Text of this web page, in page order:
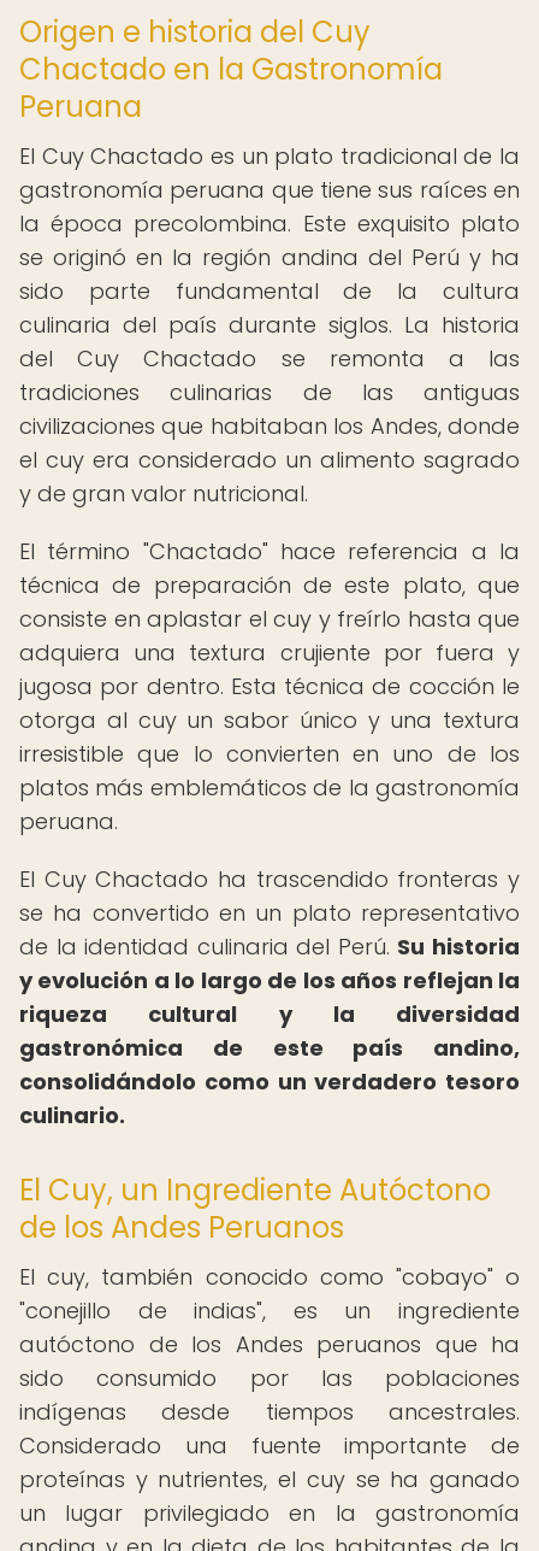
Origen e historia del Cuy
Chactado en la Gastronomía
Peruana
El Cuy Chactado es un plato tradicional de la
gastronomía peruana que tiene sus raíces en
la época precolombina. Este exquisito plato
se originó en la región andina del Perú y ha
sido parte fundamental de la cultura
culinaria del país durante siglos. La historia
del Cuy Chactado se remonta a las
tradiciones culinarias de las antiguas
civilizaciones que habitaban los Andes, donde
el cuy era considerado un alimento sagrado
y de gran valor nutricional.
El término "Chactado" hace referencia a la
técnica de preparación de este plato, que
consiste en aplastar el cuy y freírlo hasta que
adquiera una textura crujiente por fuera y
jugosa por dentro. Esta técnica de cocción le
otorga al cuy un sabor único y una textura
irresistible que lo convierten en uno de los
platos más emblemáticos de la gastronomía
peruana.
El Cuy Chactado ha trascendido fronteras y
se ha convertido en un plato representativo
de la identidad culinaria del Perú. Su historia
y evolución a lo largo de los años reflejan la
riqueza cultural y la diversidad
gastronómica de este país andino,
consolidándolo como un verdadero tesoro
culinario.
El Cuy, un Ingrediente Autóctono
de los Andes Peruanos
El cuy, también conocido como "cobayo" o
"conejillo de indias", es un ingrediente
autóctono de los Andes peruanos que ha
sido consumido por las poblaciones
indígenas desde tiempos ancestrales.
Considerado una fuente importante de
proteínas y nutrientes, el cuy se ha ganado
un lugar privilegiado en la gastronomía